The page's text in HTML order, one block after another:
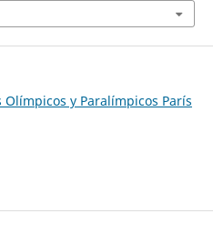
Olímpicos y Paralímpicos París